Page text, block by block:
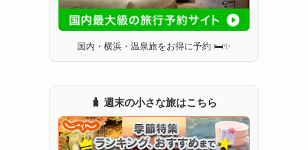
国内・横浜・温泉旅をお得に予約 🛏✨
🧳 週末の小さな旅はこちら